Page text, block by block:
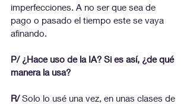
imperfecciones. A no ser que sea de
pago o pasado el tiempo este se vaya
afinando.
P/ ¿Hace uso de la IA? Si es así, ¿de qué
manera la usa?
R/ Solo lo usé una vez, en unas clases de